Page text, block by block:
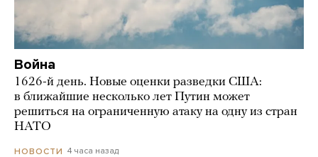
Война
1626-й день. Новые оценки разведки США:
в ближайшие несколько лет Путин может
решиться на ограниченную атаку на одну из стран
НАТО
НОВОСТИ 4 часа назад